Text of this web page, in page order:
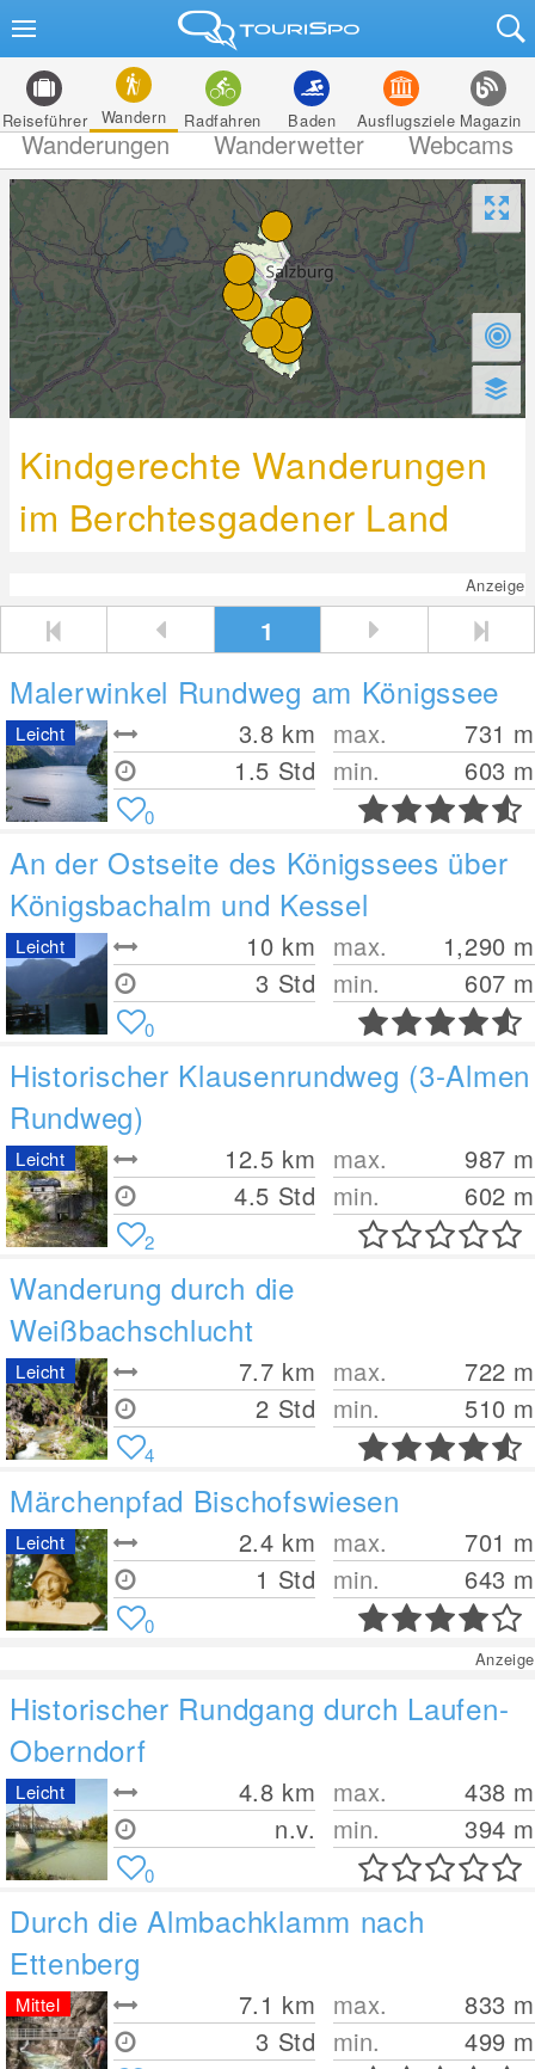
Reiseführer Wandern Radfahren Baden Ausflugsziele Magazin
Wanderungen Wanderwetter Webcams
Kindgerechte Wanderungen
im Berchtesgadener Land
Anzeige
1
Malerwinkel Rundweg am Königssee
3.8 km
1.5 Std
max. 731 m
min.
603 m
Leicht
0
An der Ostseite des Königssees über
Königsbachalm und Kessel
10 km
3 Std
max. 1,290 m
min.
607 m
Leicht
0
Historischer Klausenrundweg (3-Almen
Rundweg)
12.5 km
4.5 Std
max. 987 m
min.
602 m
Leicht
2
Wanderung durch die
Weißbachschlucht
7.7 km
2 Std
max. 722 m
min.
510 m
Leicht
4
Märchenpfad Bischofswiesen
2.4 km
1 Std
max. 701 m
min.
643 m
Leicht
0
Anzeige
Historischer Rundgang durch Laufen-
Oberndorf
4.8 km
n.v.
max. 438 m
min.
394 m
Leicht
0
Durch die Almbachklamm nach
Ettenberg
7.1 km
3 Std
max. 833 m
min.
499 m
Mittel